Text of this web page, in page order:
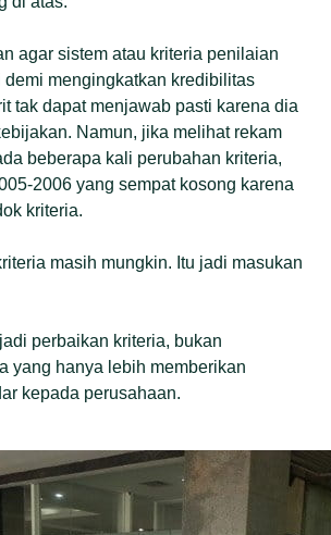
agar sistem atau kriteria penilaian
demi mengingkatkan kredibilitas
tak dapat menjawab pasti karena dia
Namun, jika melihat rekam
beberapa kali perubahan kriteria,
2006 yang sempat kosong karena
kriteria.
masih mungkin. Itu jadi masukan
perbaikan kriteria, bukan
yang hanya lebih memberikan
kepada perusahaan.